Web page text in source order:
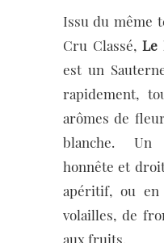
Issu du même
Cru Classé, Le
est un
rapidement,
arômes de
blanche. Un
honnête et
apéritif, ou en
volailles, de
aux fruits.